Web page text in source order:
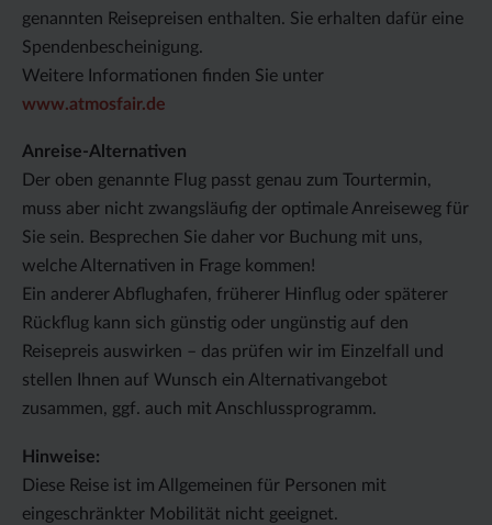
genannten Reisepreisen enthalten. Sie erhalten dafür eine
Spendenbescheinigung.
Weitere Informationen finden Sie unter
www.atmosfair.de
Anreise-Alternativen
Der oben genannte Flug passt genau zum Tourtermin,
muss aber nicht zwangsläufig der optimale Anreiseweg für
Sie sein. Besprechen Sie daher vor Buchung mit uns,
welche Alternativen in Frage kommen!
Ein anderer Abflughafen, früherer Hinflug oder späterer
Rückflug kann sich günstig oder ungünstig auf den
Reisepreis auswirken – das prüfen wir im Einzelfall und
stellen Ihnen auf Wunsch ein Alternativangebot
zusammen, ggf. auch mit Anschlussprogramm.
Hinweise:
Diese Reise ist im Allgemeinen für Personen mit
eingeschränkter Mobilität nicht geeignet.